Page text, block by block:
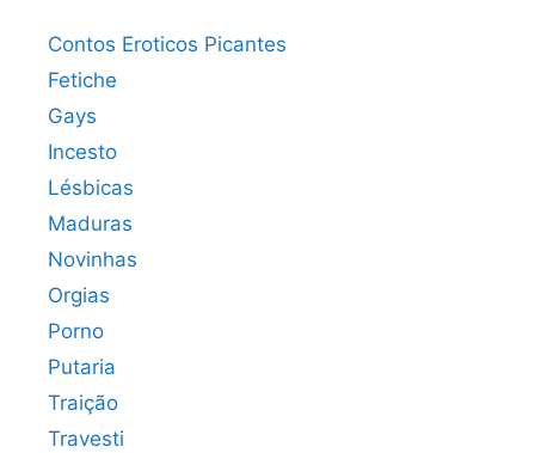
Contos Eroticos Picantes
Fetiche
Gays
Incesto
Lésbicas
Maduras
Novinhas
Orgias
Porno
Putaria
Traição
Travesti